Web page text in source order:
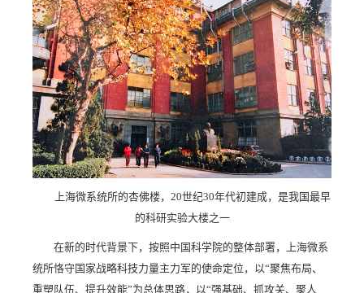
上海微系统所的杏佛楼，20世纪30年代初建成，是我国最早
的科研实验大楼之一
在新的时代背景下，按照中国科学院的整体部署，上海微系
统所恪守国家战略科技力量主力军的使命定位，以“聚焦布局、
重塑队伍、提升效能”为总体思路，以“强基础、抓攻关、聚人